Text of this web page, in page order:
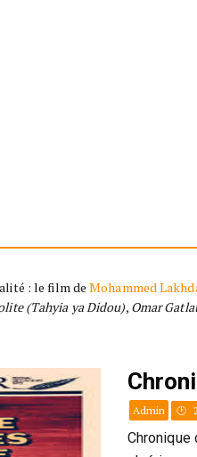
: le film deMohammed
(Tahyia ya Didou), Omar
Admin
Chronique